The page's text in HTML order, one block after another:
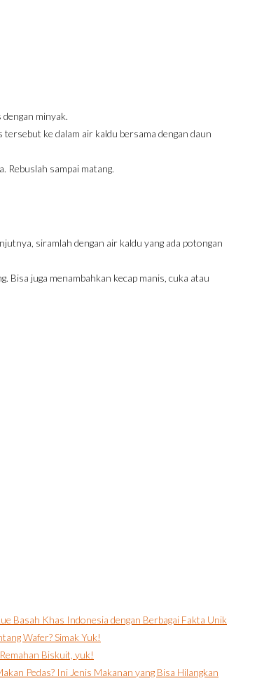
minyak.
ke dalam air kaldu bersama dengan daun
Rebuslah sampai matang.
siramlah dengan air kaldu yang ada potongan
Bisa juga menambahkan kecap manis, cuka atau
Basah Khas Indonesia dengan Berbagai Fakta Unik
Wafer? Simak Yuk!
Biskuit, yuk!
Pedas? Ini Jenis Makanan yang Bisa Hilangkan